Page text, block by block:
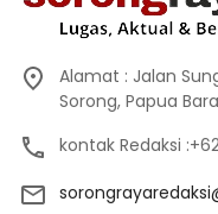
Alamat : Jalan
Sorong, Papua
kontak Redaksi